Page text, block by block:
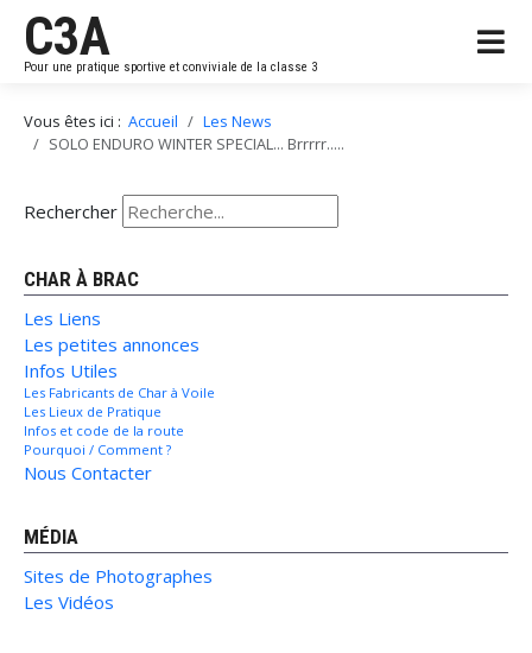
C3A
Pour une pratique sportive et conviviale de la classe 3
Vous êtes ici : Accueil
Les News
SOLO ENDURO WINTER SPECIAL... Brrrrr.....
Rechercher
CHAR À BRAC
Les Liens
Les petites annonces
Infos Utiles
Les Fabricants de Char à Voile
Les Lieux de Pratique
Infos et code de la route
Pourquoi / Comment ?
Nous Contacter
MÉDIA
Sites de Photographes
Les Vidéos